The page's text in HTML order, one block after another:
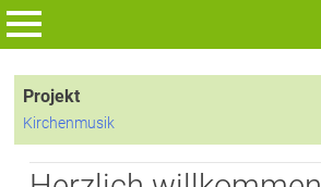
Zum
Inhalt
nach:Projekt
Kirchenmusik